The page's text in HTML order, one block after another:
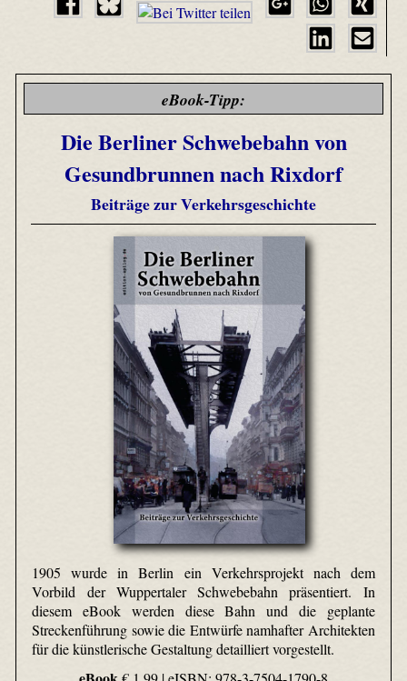
eBook-Tipp:
Die Berliner Schwebebahn von
Gesundbrunnen nach Rixdorf
Beiträge zur Verkehrsgeschichte
1905 wurde in Berlin ein Verkehrsprojekt nach dem
Vorbild der Wuppertaler Schwebebahn präsentiert. In
diesem eBook werden diese Bahn und die geplante
Streckenführung sowie die Entwürfe namhafter Architekten
für die künstlerische Gestaltung detailliert vorgestellt.